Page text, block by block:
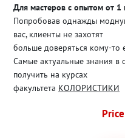
Для мастеров с опытом от 1
Попробовав однажды
вас, клиенты не захотят
больше доверяться кому-то
Самые актуальные знания в
получить на курсах
факультета КОЛОРИСТИКИ